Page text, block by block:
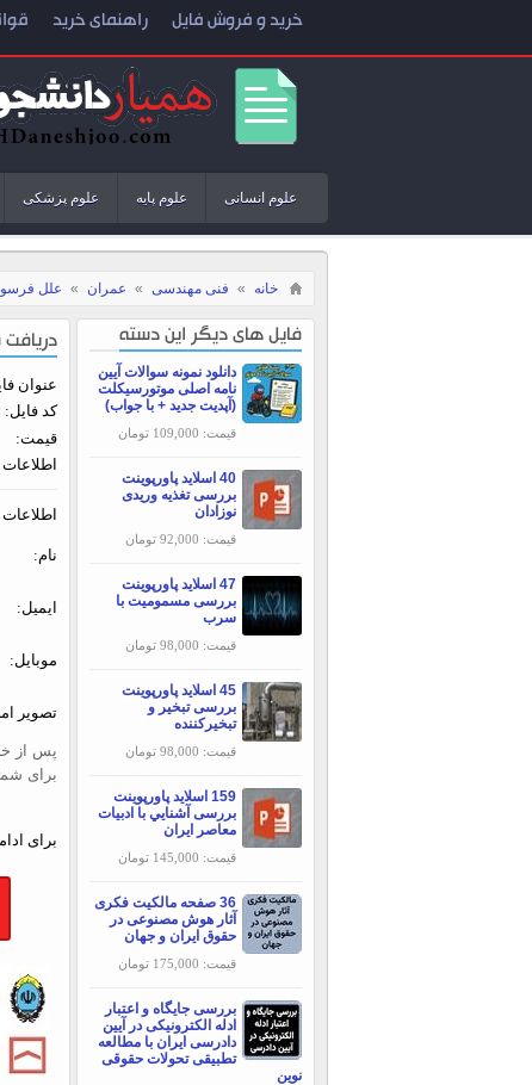
خرید و فروش فایل راهنمای خرید
علوم انسانی علوم پایه علوم پزشکی
خانه » فنی مهندسی » عمران » علل
فایل های دیگر این دسته
دانلود نمونه سوالات آیین
نامه اصلی موتورسیکلت
(آپدیت جدید + با جواب)
قیمت: 109,000 تومان
40 اسلاید پاورپوینت
بررسی تغذیه وریدی
نوزادان
قیمت: 92,000 تومان
47 اسلاید پاورپوینت
بررسی مسمومیت با
سرب
قیمت: 98,000 تومان
45 اسلاید پاورپوینت
بررسی تبخير و
تبخيركننده
قیمت: 98,000 تومان
159 اسلاید پاورپوینت
بررسی آشنايي با ادبيات
معاصر ايران
قیمت: 145,000 تومان
36 صفحه مالکیت فکری
آثار هوش مصنوعی در
حقوق ایران و جهان
قیمت: 175,000 تومان
بررسی جایگاه و اعتبار
ادله الکترونیکی در آیین
دادرسی ایران با مطالعه
تطبیقی تحولات حقوقی
نوین
دریافت
عنوان
کد فایل:
قیمت:
اطلاعات
نام:
ایمیل:
موبایل:
تصویر
پس از
برای
برای